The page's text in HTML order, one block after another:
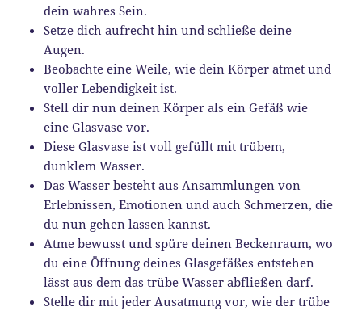
dein wahres Sein.
Setze dich aufrecht hin und schließe deine
Augen.
Beobachte eine Weile, wie dein Körper atmet und
voller Lebendigkeit ist.
Stell dir nun deinen Körper als ein Gefäß wie
eine Glasvase vor.
Diese Glasvase ist voll gefüllt mit trübem,
dunklem Wasser.
Das Wasser besteht aus Ansammlungen von
Erlebnissen, Emotionen und auch Schmerzen, die
du nun gehen lassen kannst.
Atme bewusst und spüre deinen Beckenraum, wo
du eine Öffnung deines Glasgefäßes entstehen
lässt aus dem das trübe Wasser abfließen darf.
Stelle dir mit jeder Ausatmung vor, wie der trübe